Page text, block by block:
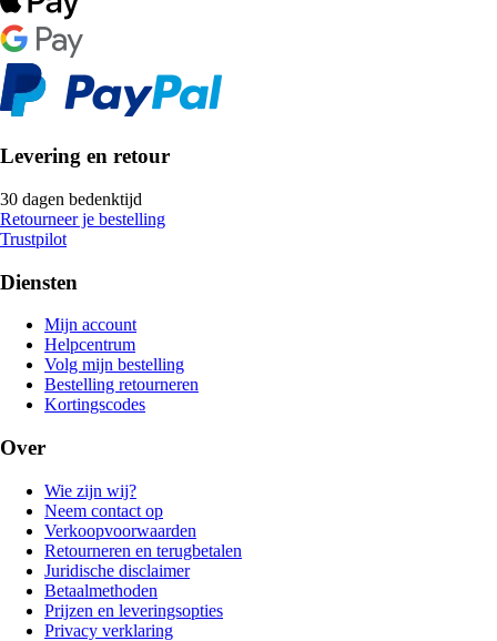
Levering en retour
30 dagen bedenktijd
Retourneer je bestelling
Trustpilot
Diensten
Mijn account
Helpcentrum
Volg mijn bestelling
Bestelling retourneren
Kortingscodes
Over
Wie zijn wij?
Neem contact op
Verkoopvoorwaarden
Retourneren en terugbetalen
Juridische disclaimer
Betaalmethoden
Prijzen en leveringsopties
Privacy verklaring